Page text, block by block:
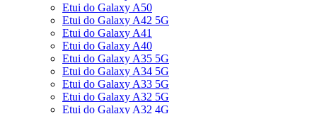
Etui do Galaxy A50
Etui do Galaxy A42 5G
Etui do Galaxy A41
Etui do Galaxy A40
Etui do Galaxy A35 5G
Etui do Galaxy A34 5G
Etui do Galaxy A33 5G
Etui do Galaxy A32 5G
Etui do Galaxy A32 4G